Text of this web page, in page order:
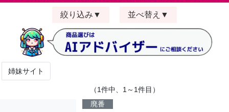
絞り込み 並べ替え
姉妹サイト
（1件中、1～1件目）
廃番